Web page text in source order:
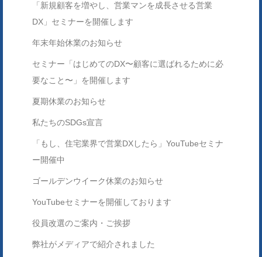
「新規顧客を増やし、営業マンを成長させる営業
DX」セミナーを開催します
年末年始休業のお知らせ
セミナー「はじめてのDX〜顧客に選ばれるために必
要なこと〜」を開催します
夏期休業のお知らせ
私たちのSDGs宣言
「もし、住宅業界で営業DXしたら」YouTubeセミナ
ー開催中
ゴールデンウイーク休業のお知らせ
YouTubeセミナーを開催しております
役員改選のご案内・ご挨拶
弊社がメディアで紹介されました